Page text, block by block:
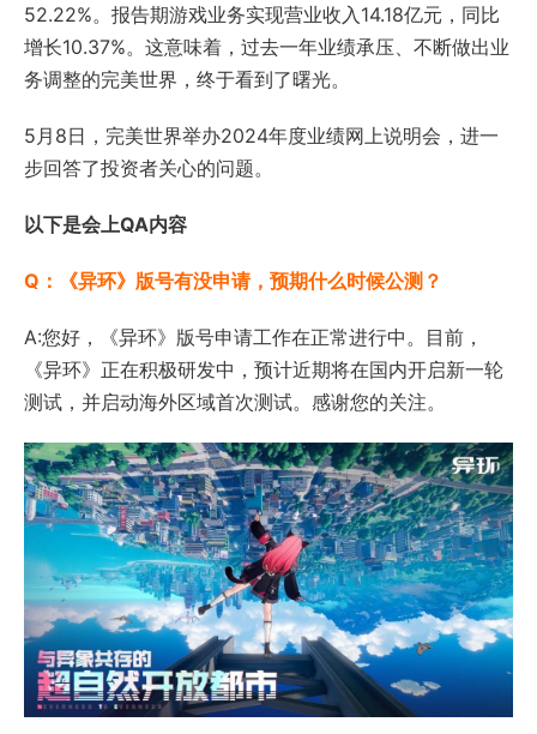
52.22%。报告期游戏业务实现营业收入14.18亿元，同比
增长10.37%。这意味着，过去一年业绩承压、不断做出业
务调整的完美世界，终于看到了曙光。
5月8日，完美世界举办2024年度业绩网上说明会，进一
步回答了投资者关心的问题。
以下是会上QA内容
Q：《异环》版号有没申请，预期什么时候公测？
A:您好，《异环》版号申请工作在正常进行中。目前，
《异环》正在积极研发中，预计近期将在国内开启新一轮
测试，并启动海外区域首次测试。感谢您的关注。